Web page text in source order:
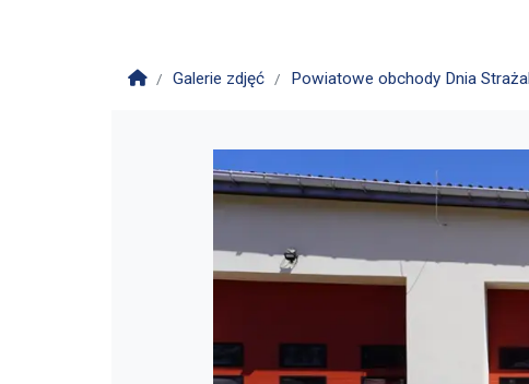
Strona główna
Galerie zdjęć Powiatowe obchody Dnia